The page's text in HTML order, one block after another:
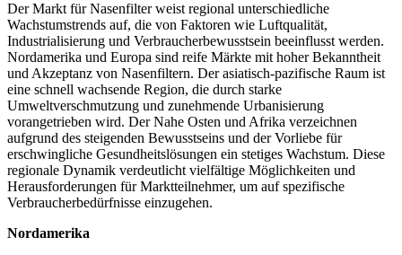
Der Markt für Nasenfilter weist regional unterschiedliche
Wachstumstrends auf, die von Faktoren wie Luftqualität,
Industrialisierung und Verbraucherbewusstsein beeinflusst werden.
Nordamerika und Europa sind reife Märkte mit hoher Bekanntheit
und Akzeptanz von Nasenfiltern. Der asiatisch-pazifische Raum ist
eine schnell wachsende Region, die durch starke
Umweltverschmutzung und zunehmende Urbanisierung
vorangetrieben wird. Der Nahe Osten und Afrika verzeichnen
aufgrund des steigenden Bewusstseins und der Vorliebe für
erschwingliche Gesundheitslösungen ein stetiges Wachstum. Diese
regionale Dynamik verdeutlicht vielfältige Möglichkeiten und
Herausforderungen für Marktteilnehmer, um auf spezifische
Verbraucherbedürfnisse einzugehen.
Nordamerika